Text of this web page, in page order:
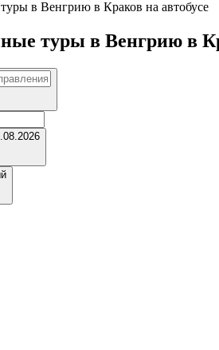
туры в Венгрию в